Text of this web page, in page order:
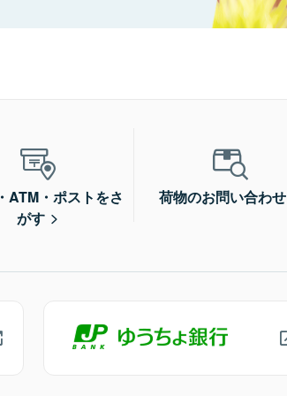
ATM・ポストをさ
がす
荷物のお問い合わせ